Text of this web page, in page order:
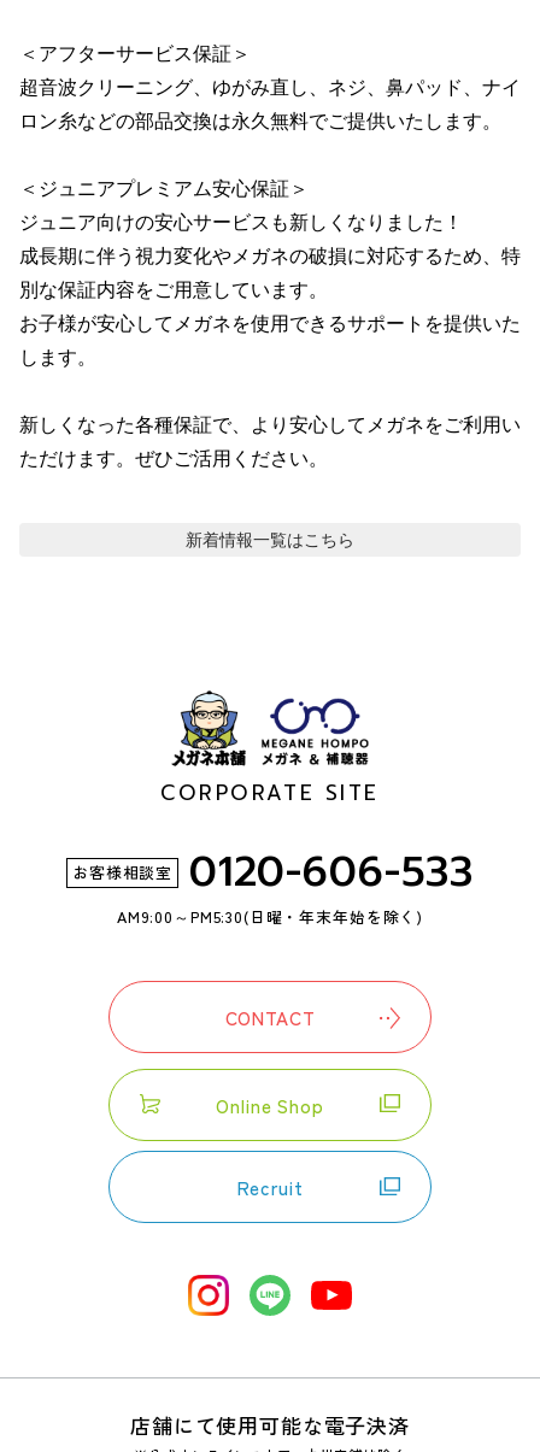
＜アフターサービス保証＞
超音波クリーニング、ゆがみ直し、ネジ、鼻パッド、ナイ
ロン糸などの部品交換は永久無料でご提供いたします。
＜ジュニアプレミアム安心保証＞
ジュニア向けの安心サービスも新しくなりました！
成長期に伴う視力変化やメガネの破損に対応するため、特
別な保証内容をご用意しています。
お子様が安心してメガネを使用できるサポートを提供いた
します。
新しくなった各種保証で、より安心してメガネをご利用い
ただけます。ぜひご活用ください。
新着情報一覧はこちら
CORPORATE SITE
お客様相談室 0120-606-533
AM9:00～PM5:30(日曜・年末年始を除く)
CONTACT
Online Shop
Recruit
店舗にて使用可能な電子決済